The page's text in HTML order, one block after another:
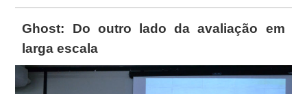
Ghost: Do outro lado da avaliação em
larga escala